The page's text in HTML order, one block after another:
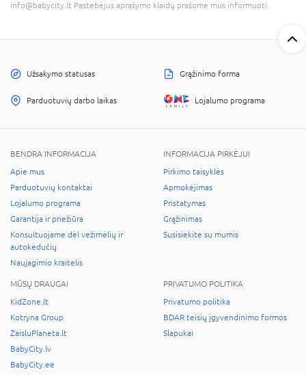
info@babycity.lt Pastebėjus aprašymo klaidų prašome mus informuoti.
Užsakymo statusas Grąžinimo forma
Parduotuvių darbo laikas Lojalumo programa
BENDRA INFORMACIJA
Apie mus
Parduotuvių kontaktai
Lojalumo programa
Garantija ir priežiūra
Konsultuojame dėl vežimėlių ir
autokėdučių
Naujagimio kraitelis
INFORMACIJA PIRKĖJUI
Pirkimo taisyklės
Apmokėjimas
Pristatymas
Grąžinimas
Susisiekite su mumis
MŪSŲ DRAUGAI
KidZone.lt
Kotryna Group
ZaisluPlaneta.lt
BabyCity.lv
BabyCity.ee
PRIVATUMO POLITIKA
Privatumo politika
BDAR teisių įgyvendinimo formos
Slapukai